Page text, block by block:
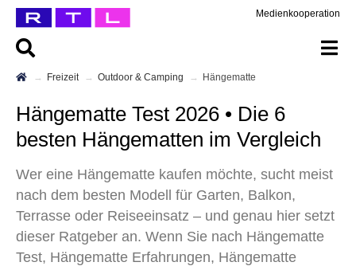
Medienkooperation
Freizeit Outdoor & Camping Hängematte
Hängematte Test 2026 • Die 6
besten Hängematten im Vergleich
Wer eine Hängematte kaufen möchte, sucht meist
nach dem besten Modell für Garten, Balkon,
Terrasse oder Reiseeinsatz – und genau hier setzt
dieser Ratgeber an. Wenn Sie nach Hängematte
Test, Hängematte Erfahrungen, Hängematte